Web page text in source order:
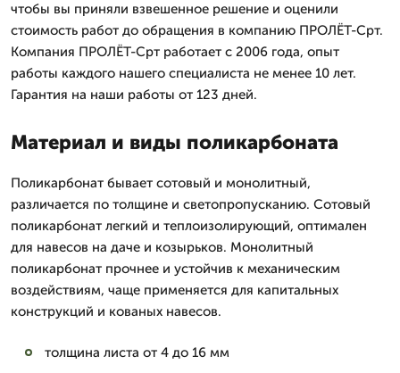
чтобы вы приняли взвешенное решение и оценили
стоимость работ до обращения в компанию ПРОЛЁТ-Срт.
Компания ПРОЛЁТ-Срт работает с 2006 года, опыт
работы каждого нашего специалиста не менее 10 лет.
Гарантия на наши работы от 123 дней.
Материал и виды поликарбоната
Поликарбонат бывает сотовый и монолитный,
различается по толщине и светопропусканию. Сотовый
поликарбонат легкий и теплоизолирующий, оптимален
для навесов на даче и козырьков. Монолитный
поликарбонат прочнее и устойчив к механическим
воздействиям, чаще применяется для капитальных
конструкций и кованых навесов.
толщина листа от 4 до 16 мм